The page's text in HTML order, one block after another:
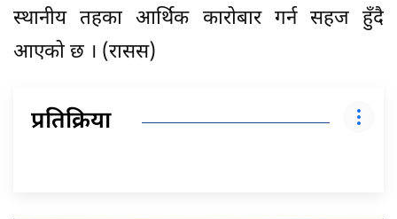
स्थानीय तहका आर्थिक कारोबार गर्न सहज हुँदै
आएको छ । (रासस)
प्रतिक्रिया